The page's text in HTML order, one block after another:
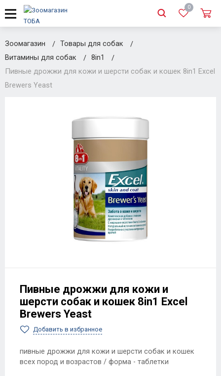
0
Зоомагазин
Товары для собак
Витамины для собак
8in1
Пивные дрожжи для кожи и шерсти собак и кошек 8in1 Excel
Brewers Yeast
Пивные дрожжи для кожи и
шерсти собак и кошек 8in1 Excel
Brewers Yeast
Добавить в избранное
пивные дрожжи для кожи и шерсти собак и кошек
всех пород и возрастов / форма - таблетки